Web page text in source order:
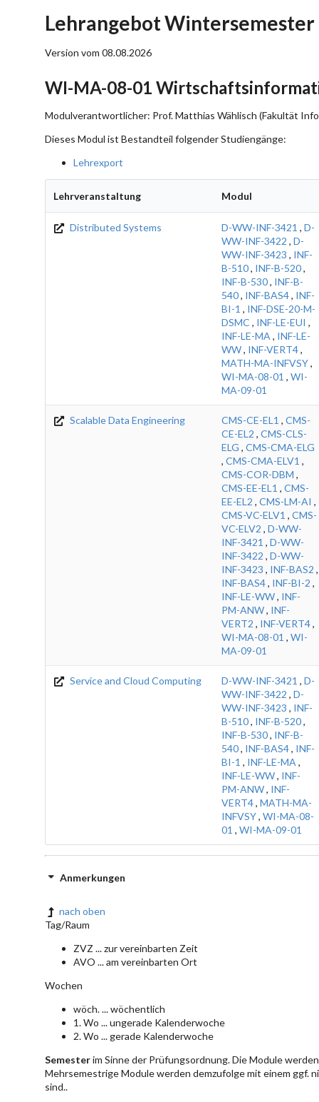
Lehrangebot
Version vom 08.08.2026
WI-MA-08-01
Modulverantwortlicher: Prof. Matthias Wählisch (Fakultät
Dieses Modul ist Bestandteil folgender Studiengänge:
Lehrexport
Lehrveranstaltung Modul
Distributed Systems D-WW-INF-3421 , D-
WW-INF-3422 , D-
WW-INF-3423 , INF-
B-510, INF-B-520,
INF-B-530, INF-B-
540, INF-BAS4, INF-
BI-1 , INF-DSE-20-M-
DSMC , INF-LE-EUI ,
INF-LE-MA , INF-LE-
WW, INF-VERT4,
MATH-MA-INFVSY,
WI-MA-08-01 , WI-
MA-09-01
Scalable Data Engineering CMS-CE-EL1 , CMS-
CE-EL2 , CMS-CLS-
ELG , CMS-CMA-ELG
, CMS-CMA-ELV1 ,
CMS-COR-DBM ,
CMS-EE-EL1 , CMS-
EE-EL2 , CMS-LM-AI ,
CMS-VC-ELV1 , CMS-
VC-ELV2 , D-WW-
INF-3421 , D-WW-
INF-3422 , D-WW-
INF-3423 , INF-BAS2 ,
INF-BAS4, INF-BI-2 ,
INF-LE-WW, INF-
PM-ANW, INF-
VERT2 , INF-VERT4,
WI-MA-08-01 , WI-
MA-09-01
Service and Cloud Computing D-WW-INF-3421 , D-
WW-INF-3422 , D-
WW-INF-3423 , INF-
B-510, INF-B-520,
INF-B-530, INF-B-
540, INF-BAS4, INF-
BI-1 , INF-LE-MA ,
INF-LE-WW, INF-
PM-ANW, INF-
VERT4, MATH-MA-
INFVSY, WI-MA-08-
01 , WI-MA-09-01
Anmerkungen
nach oben
Tag/Raum
ZVZ ... zur vereinbarten Zeit
AVO ... am vereinbarten Ort
Wochen
wöch. ... wöchentlich
1. Wo ... ungerade Kalenderwoche
2. Wo ... gerade Kalenderwoche
Semesterim Sinne der Prüfungsordnung. Die Module
Mehrsemestrige Module werden demzufolge mit einem ggf.
sind..